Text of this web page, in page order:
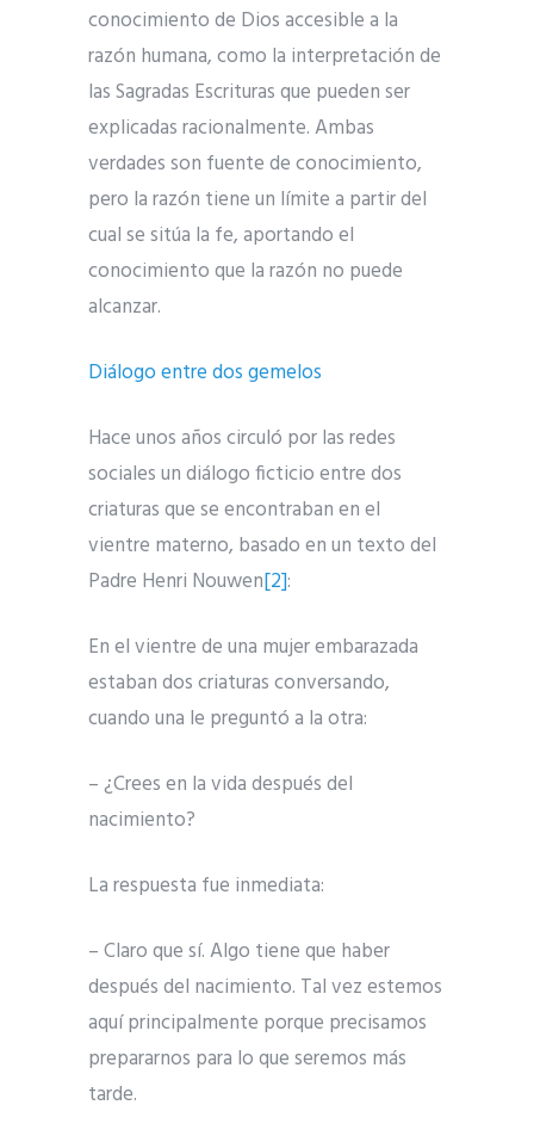
conocimiento de Dios accesible a la
razón humana, como la interpretación de
las Sagradas Escrituras que pueden ser
explicadas racionalmente. Ambas
verdades son fuente de conocimiento,
pero la razón tiene un límite a partir del
cual se sitúa la fe, aportando el
conocimiento que la razón no puede
alcanzar.
Diálogo entre dos gemelos
Hace unos años circuló por las redes
sociales un diálogo ficticio entre dos
criaturas que se encontraban en el
vientre materno, basado en un texto del
Padre Henri Nouwen[2]:
En el vientre de una mujer embarazada
estaban dos criaturas conversando,
cuando una le preguntó a la otra:
– ¿Crees en la vida después del
nacimiento?
La respuesta fue inmediata:
– Claro que sí. Algo tiene que haber
después del nacimiento. Tal vez estemos
aquí principalmente porque precisamos
prepararnos para lo que seremos más
tarde.